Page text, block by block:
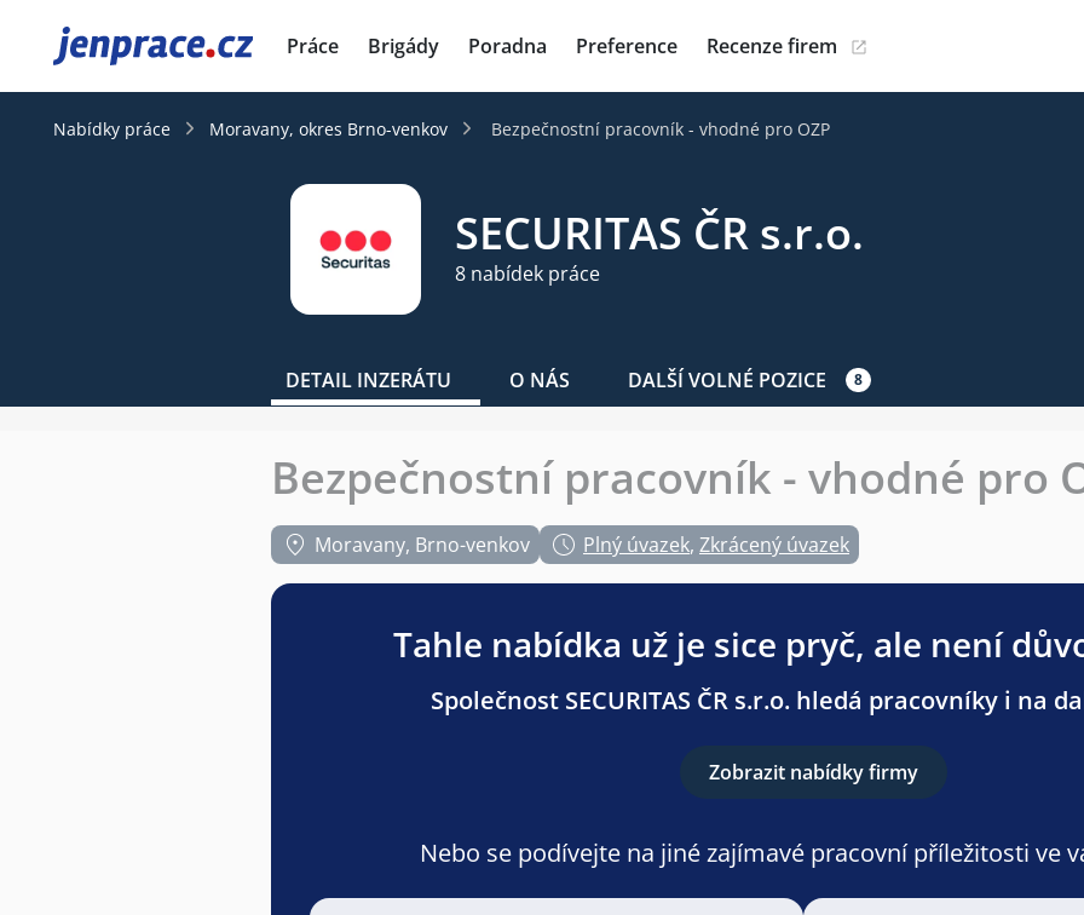
JenPráce.cz Práce Brigády Poradna Preference Recenze firem
Nabídky práce Moravany, okres Brno-venkov Bezpečnostní pracovník - vhodné pro OZP
SECURITAS ČR s.r.o.
8 nabídek práce
DETAIL INZERÁTU O NÁS DALŠÍ VOLNÉ POZICE 8
Bezpečnostní pracovník - vhodné pro
Moravany, Brno-venkov Plný úvazek, Zkrácený úvazek
Tahle nabídka už je sice pryč, ale není
Společnost SECURITAS ČR s.r.o. hledá pracovníky i na
Zobrazit nabídky firmy
Nebo se podívejte na jiné zajímavé pracovní příležitosti ve